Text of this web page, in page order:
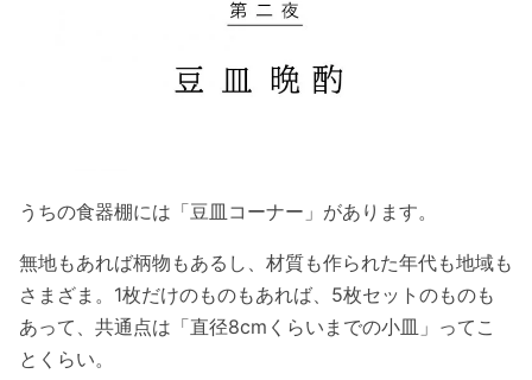
うちの食器棚には「豆皿コーナー」があります。
無地もあれば柄物もあるし、材質も作られた年代も地域も
さまざま。1枚だけのものもあれば、5枚セットのものも
あって、共通点は「直径8cmくらいまでの小皿」ってこ
とくらい。